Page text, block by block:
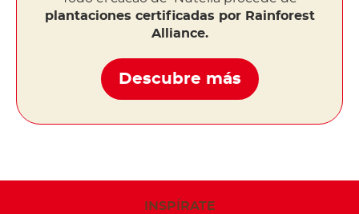
plantaciones certificadas por Rainforest
Alliance.
Descubre más
INSPÍRATE